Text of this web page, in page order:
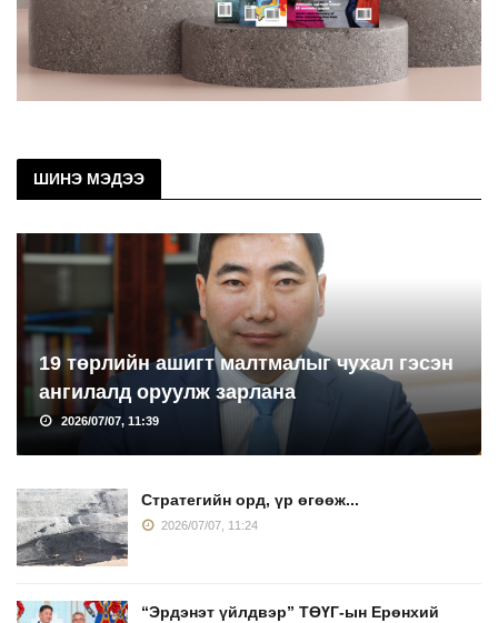
ШИНЭ МЭДЭЭ
19 төрлийн ашигт малтмалыг чухал гэсэн
ангилалд оруулж зарлана
2026/07/07, 11:39
Стратегийн орд, үр өгөөж...
2026/07/07, 11:24
“Эрдэнэт үйлдвэр” ТӨҮГ-ын Ерөнхий